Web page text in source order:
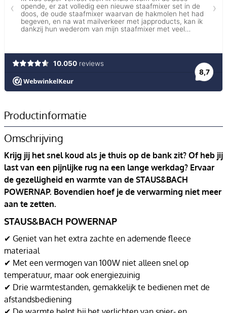
Productinformatie
Omschrijving
Krijg jij het snel koud als je thuis op de bank zit? Of heb jij
last van een pijnlijke rug na een lange werkdag? Ervaar
de gezelligheid en warmte van de STAUS&BACH
POWERNAP. Bovendien hoef je de verwarming niet meer
aan te zetten.
STAUS&BACH POWERNAP
✔ Geniet van het extra zachte en ademende fleece
materiaal
✔ Met een vermogen van 100W niet alleen snel op
temperatuur, maar ook energiezuinig
✔ Drie warmtestanden, gemakkelijk te bedienen met de
afstandsbediening